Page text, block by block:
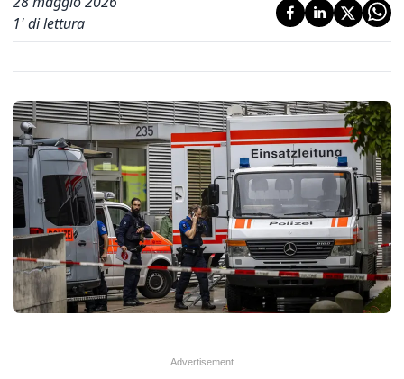
1' di lettura